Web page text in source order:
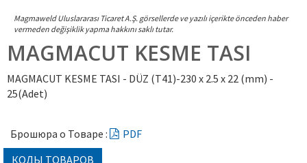
Magmaweld Uluslararası Ticaret A.Ş. görsellerde ve yazılı içerikte önceden haber
vermeden değişiklik yapma hakkını saklı tutar.
MAGMACUT KESME TASI
MAGMACUT KESME TASI - DÜZ (T41)-230 x 2.5 x 22 (mm) -
25(Adet)
Брошюра о Товаре :
PDF
КОДЫ ТОВАРОВ